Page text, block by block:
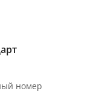
номер